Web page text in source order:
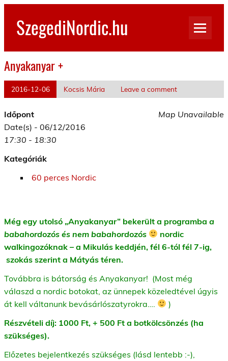
Skip
contentSzegediNordic.hu
Anyakanyar +
2016-12-06 Kocsis Mária Leave a comment
Map Unavailable
Időpont
Date(s) - 06/12/2016
17:30 - 18:30
Kategóriák
60 perces Nordic
Még egy utolsó „Anyakanyar” bekerült a programba a
babahordozós és nem babahordozós
nordic
walkingozóknak – a Mikulás keddjén, fél 6-tól fél 7-ig,
szokás szerint a Mátyás téren.
Továbbra is bátorság és Anyakanyar! (Most még
válaszd a nordic botokat, az ünnepek közeledtével úgyis
át kell váltanunk bevásárlószatyrokra….
)
Részvételi díj: 1000 Ft, + 500 Ft a botkölcsönzés (ha
szükséges).
Előzetes bejelentkezés szükséges (lásd lentebb :-),